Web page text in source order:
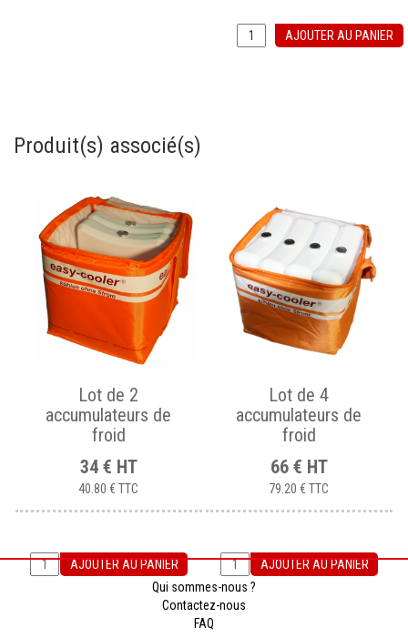
AJOUTER AU PANIER
Produit(s) associé(s)
Lot de 2
accumulateurs de
froid
34€ HT
40.80 €TTC
AJOUTER AU PANIER
Lot de 4
accumulateurs de
froid
66€ HT
79.20 €TTC
AJOUTER AU PANIER
Qui sommes-nous ?
Contactez-nous
FAQ